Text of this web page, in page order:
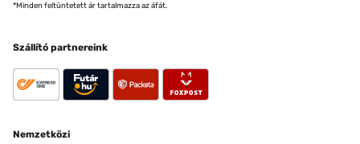
*Minden feltüntetett ár tartalmazza az áfát.
Szállító partnereink
Nemzetközi